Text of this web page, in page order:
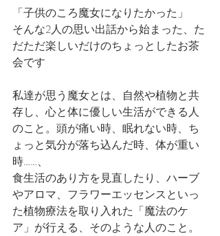
「子供のころ魔女になりたかった」
そんな2人の思い出話から始まった、た
だただ楽しいだけのちょっとしたお茶
会です
私達が思う魔女とは、自然や植物と共
存し、心と体に優しい生活ができる人
のこと。頭が痛い時、眠れない時、ち
ょっと気分が落ち込んだ時、体が重い
時……、
食生活のあり方を見直したり、ハーブ
やアロマ、フラワーエッセンスといっ
た植物療法を取り入れた「魔法のケ
ア」が行える、そのような人のこと。